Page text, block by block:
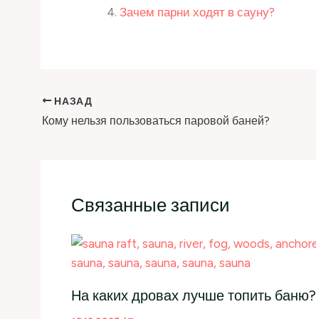
Зачем парни ходят в сауну?
НАЗАД
Кому нельзя пользоваться паровой баней?
Связанные записи
На каких дровах лучше топить баню?